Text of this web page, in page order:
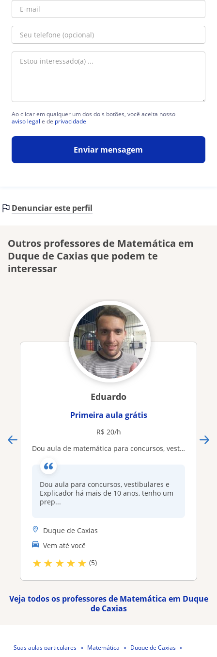
Ao clicar em qualquer um dos dois botões, você aceita nosso
aviso legal e de privacidade
Enviar mensagem
Denunciar este perfil
Outros professores de Matemática em
Duque de Caxias que podem te
interessar
Eduardo
Primeira aula grátis
R$ 20/h
Dou aula de matemática para concursos, vestibular e Explicador
Dou aula para concursos, vestibulares e
Explicador há mais de 10 anos, tenho um
prep...
Duque de Caxias
Vem até você
★★ ★★★ (5)
Veja todos os professores de Matemática em Duque
de Caxias
Suas aulas particulares Matemática
Duque de Caxias